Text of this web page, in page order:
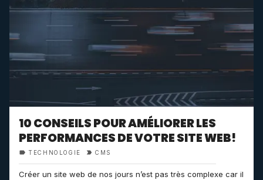
10 CONSEILS POUR AMÉLIORER LES
PERFORMANCES DE VOTRE SITE WEB!
TECHNOLOGIE CMS
Créer un site web de nos jours n’est pas très complexe car il